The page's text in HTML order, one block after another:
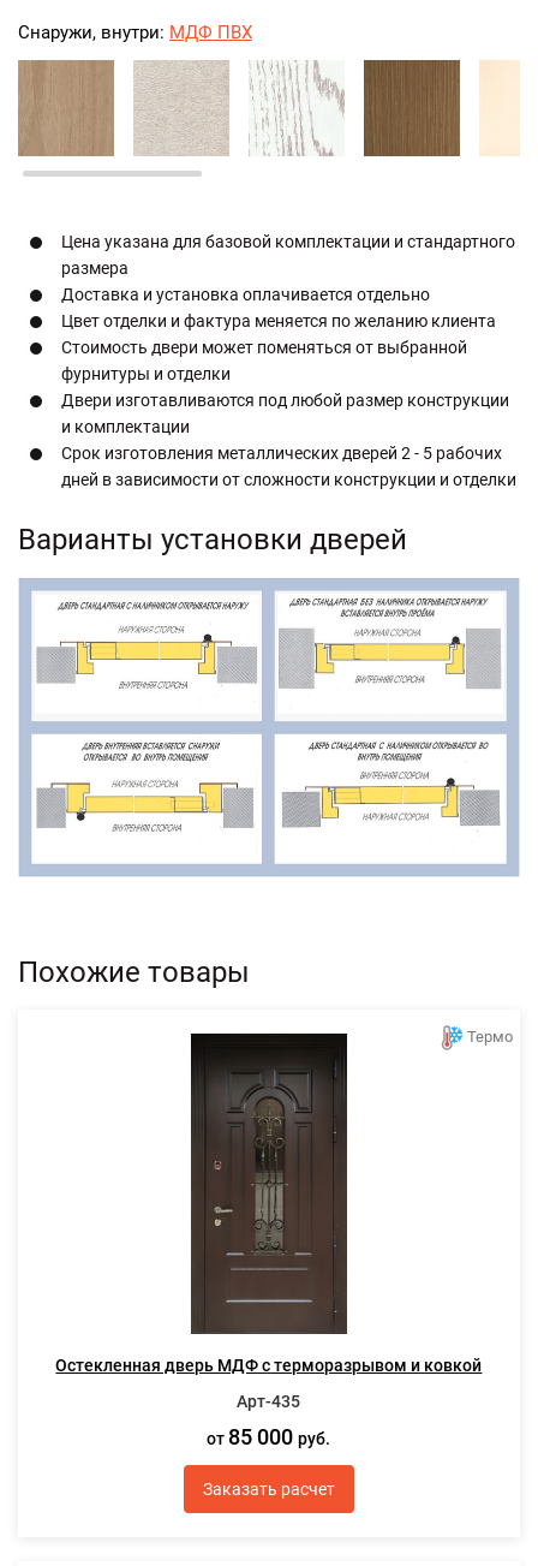
Снаружи, внутри: МДФ ПВХ
Цена указана для базовой комплектации и стандартного
размера
Доставка и установка оплачивается отдельно
Цвет отделки и фактура меняется по желанию клиента
Стоимость двери может поменяться от выбранной
фурнитуры и отделки
Двери изготавливаются под любой размер конструкции
и комплектации
Срок изготовления металлических дверей 2 - 5 рабочих
дней в зависимости от сложности конструкции и отделки
Варианты установки дверей
Похожие товары
Термо
Остекленная дверь МДФ с терморазрывом и ковкой
Арт-435
от 85 000руб.
Заказать расчет